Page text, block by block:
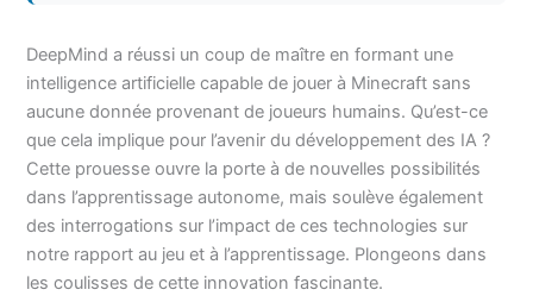
DeepMind a réussi un coup de maître en formant une
intelligence artificielle capable de jouer à Minecraft sans
aucune donnée provenant de joueurs humains. Qu’est-ce
que cela implique pour l’avenir du développement des IA ?
Cette prouesse ouvre la porte à de nouvelles possibilités
dans l’apprentissage autonome, mais soulève également
des interrogations sur l’impact de ces technologies sur
notre rapport au jeu et à l’apprentissage. Plongeons dans
les coulisses de cette innovation fascinante.